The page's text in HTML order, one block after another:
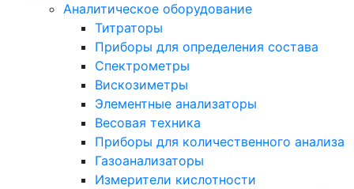
Аналитическое оборудование
Титраторы
Приборы для определения состава
Спектрометры
Вискозиметры
Элементные анализаторы
Весовая техника
Приборы для количественного анализа
Газоанализаторы
Измерители кислотности